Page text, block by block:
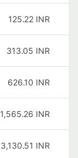
125.22 INR
313.05 INR
626.10 INR
1,565.26 INR
3,130.51 INR